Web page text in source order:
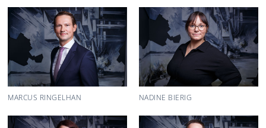
MARCUS RINGELHAN NADINE BIERIG